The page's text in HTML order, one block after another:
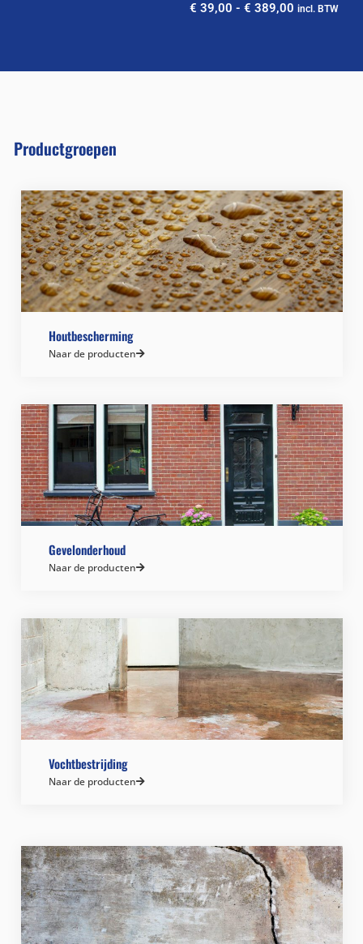
€ 39,00 - € 389,00 incl. BTW
Productgroepen
Houtbescherming
Naar de producten
Gevelonderhoud
Naar de producten
Vochtbestrijding
Naar de producten